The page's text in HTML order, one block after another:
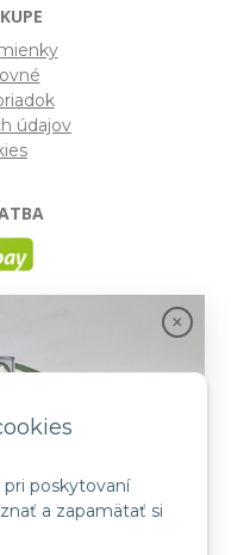
poskytovaní
a zapamätať si
údajov
systém pre platby
z najpoužívanejších
e-shopoch. Spĺňa
krásukozmetikou